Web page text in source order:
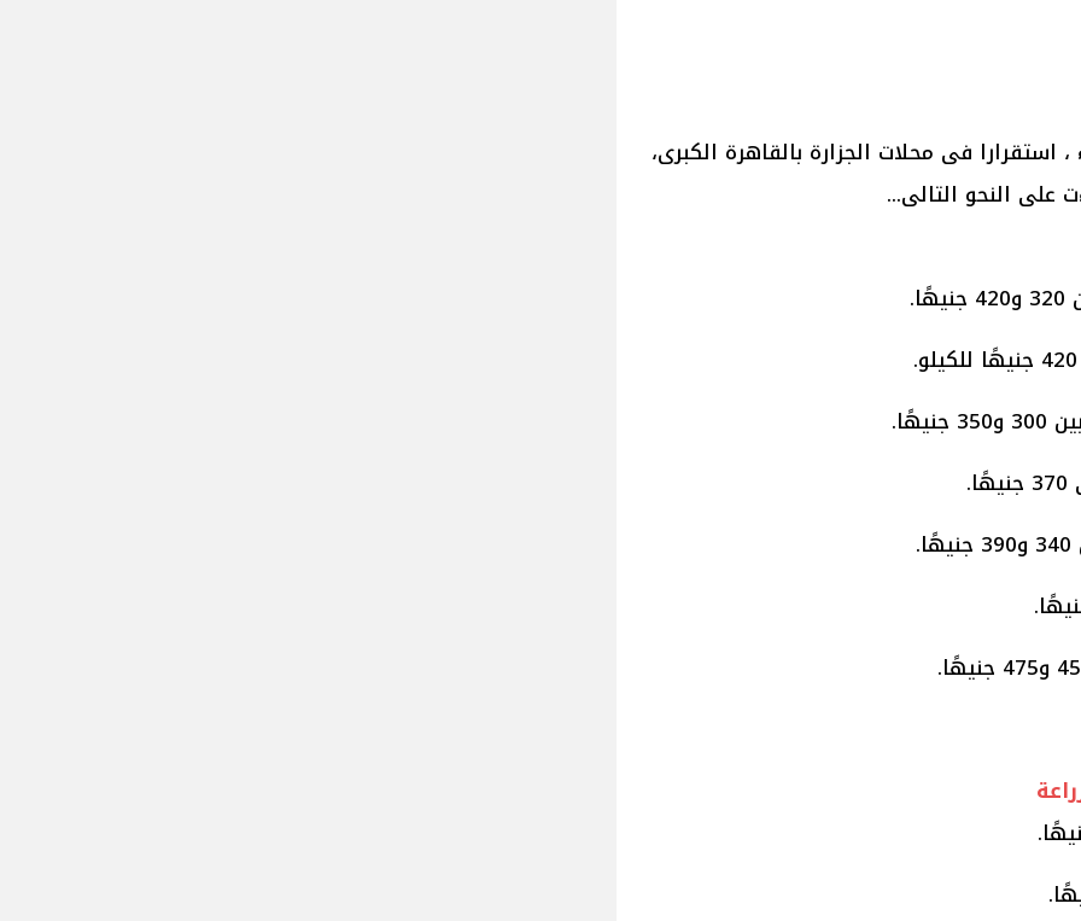
استقرارا فى محلات الجزارة بالقاهرة الكبرى،
على النحو التالى...